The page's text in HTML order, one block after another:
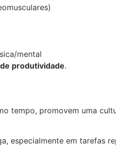
mental
produtividade.
tempo, promovem uma
especialmente em tarefas